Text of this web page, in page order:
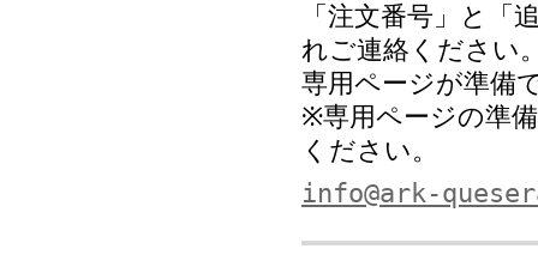
「注文番号」と
れご連絡ください
専用ページが準備
※専用ページの準
ください。
info@ark-